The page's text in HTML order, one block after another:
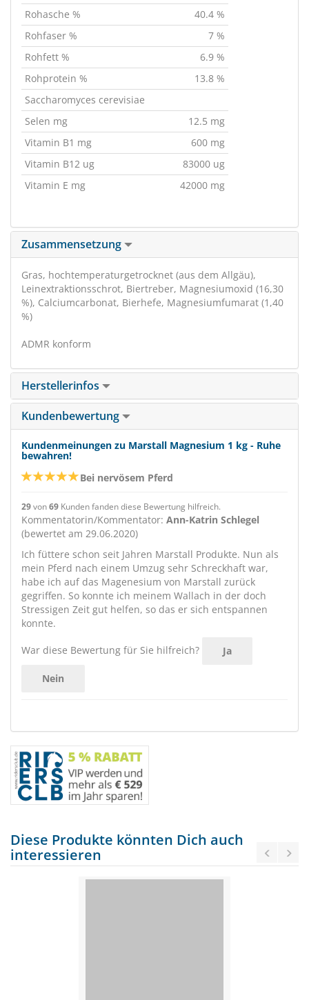
Rohasche %
40.4 %
Rohfaser %
7 %
Rohfett %
6.9 %
Rohprotein %
13.8 %
Saccharomyces cerevisiae
Selen mg
12.5 mg
Vitamin B1 mg
600 mg
Vitamin B12 ug
83000 ug
Vitamin E mg
42000 mg
Zusammensetzung
Gras, hochtemperaturgetrocknet (aus dem Allgäu),
Leinextraktionsschrot, Biertreber, Magnesiumoxid (16,30
%), Calciumcarbonat, Bierhefe, Magnesiumfumarat (1,40
%)
ADMR konform
Herstellerinfos
Kundenbewertung
Kundenmeinungen zu Marstall Magnesium 1 kg - Ruhe
bewahren!
Bei nervösem Pferd
29von69 Kunden fanden diese Bewertung hilfreich.
Kommentatorin/Kommentator: Ann-Katrin Schlegel
(bewertet am 29.06.2020)
Ich füttere schon seit Jahren Marstall Produkte. Nun als
mein Pferd nach einem Umzug sehr Schreckhaft war,
habe ich auf das Magenesium von Marstall zurück
gegriffen. So konnte ich meinem Wallach in der doch
Stressigen Zeit gut helfen, so das er sich entspannen
konnte.
War diese Bewertung für Sie hilfreich? Ja
Nein
Diese Produkte könnten Dich auch
interessieren